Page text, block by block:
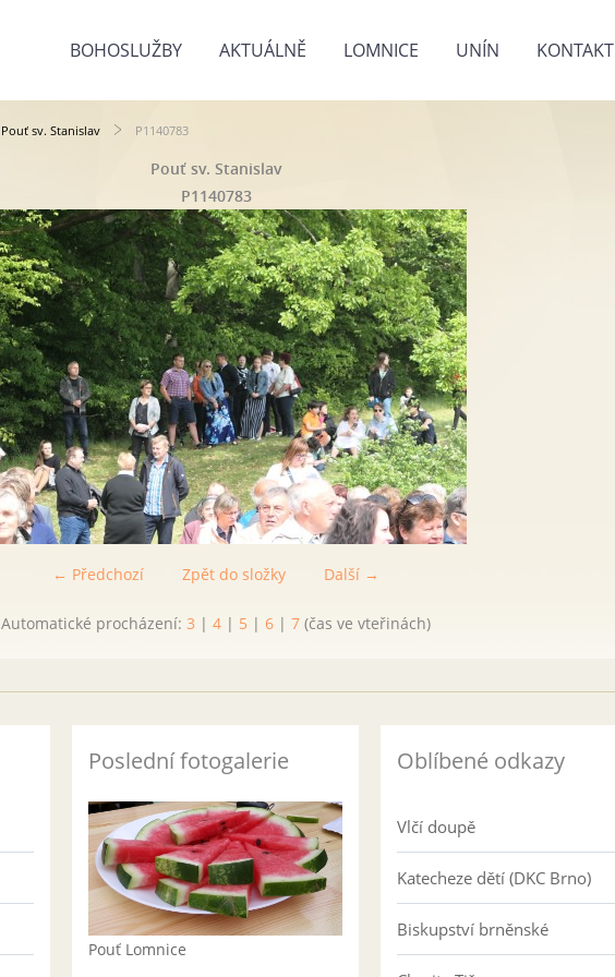
BOHOSLUŽBY AKTUÁLNĚ LOMNICE UNÍN KONTAKT
Pouť sv. Stanislav P1140783
Pouť sv. Stanislav
P1140783
← Předchozí Další →
Zpět do složky
Automatické procházení: 3 | 4 | 5 | 6 | 7 (čas ve vteřinách)
Poslední fotogalerie
Pouť Lomnice
Oblíbené odkazy
Vlčí doupě
Katecheze dětí (DKC Brno)
Biskupství brněnské